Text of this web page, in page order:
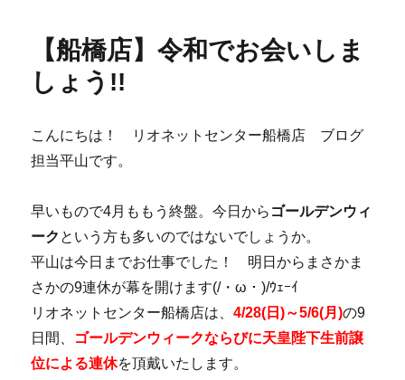
【船橋店】令和でお会いしま
しょう!!
こんにちは！ リオネットセンター船橋店 ブログ
担当平山です。
早いもので4月ももう終盤。今日から ゴールデンウィ
ーク という方も多いのではないでしょうか。
平山は今日までお仕事でした！ 明日からまさかま
さかの9連休が幕を開けます(/・ω・)/ｳｪｰｲ
リオネットセンター船橋店は、4/28(日)～5/6(月)の9
日間、 ゴールデンウィークならびに天皇陛下生前譲
位による連休を頂戴いたします。